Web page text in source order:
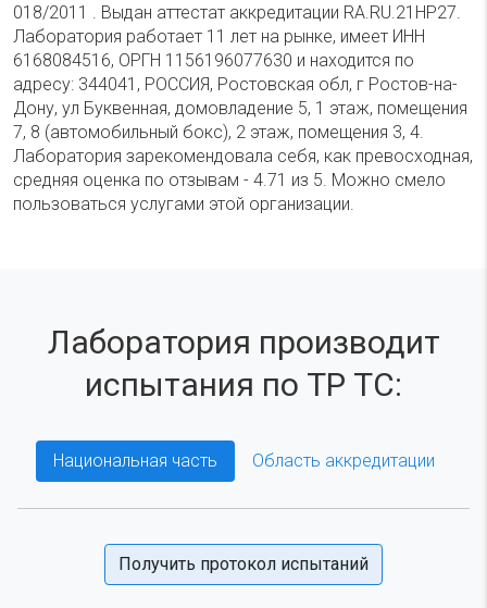
018/2011 . Выдан аттестат аккредитации RA.RU.21НР27.
Лаборатория работает 11 лет на рынке, имеет ИНН
6168084516, ОРГН 1156196077630 и находится по
адресу: 344041, РОССИЯ, Ростовская обл, г Ростов-на-
Дону, ул Буквенная, домовладение 5, 1 этаж, помещения
7, 8 (автомобильный бокс), 2 этаж, помещения 3, 4.
Лаборатория зарекомендовала себя, как превосходная,
средняя оценка по отзывам - 4.71 из 5. Можно смело
пользоваться услугами этой организации.
Лаборатория производит
испытания по ТР ТС:
Национальная часть Область аккредитации
Получить протокол испытаний